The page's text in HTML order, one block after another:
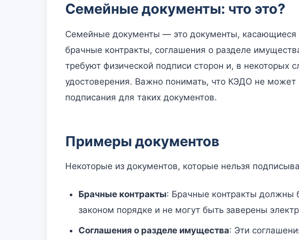
Семейные документы: что это?
Семейные документы — это документы, касающиеся
брачные контракты, соглашения о разделе
требуют физической подписи сторон и, в некоторых
удостоверения. Важно понимать, что КЭДО не
подписания для таких документов.
Примеры документов
Некоторые из документов, которые нельзя
Брачные контракты: Брачные контракты должны
законом порядке и не могут быть заверены
Соглашения о разделе имущества: Эти